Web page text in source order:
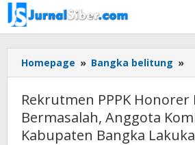
Skip
to
content
Homepage » Bangka belitung »
Rekrutmen PPPK Honorer
Bermasalah, Anggota
Kabupaten Bangka